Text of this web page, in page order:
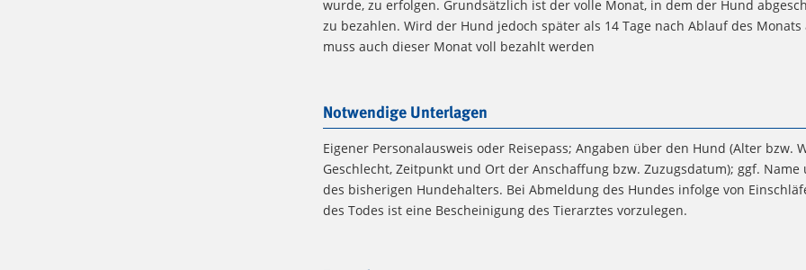
wurde, zu erfolgen. Grundsätzlich ist der volle Monat, in dem der Hund
zu bezahlen. Wird der Hund jedoch später als 14 Tage nach Ablauf des Monats
muss auch dieser Monat voll bezahlt werden
Notwendige Unterlagen
Eigener Personalausweis oder Reisepass; Angaben über den Hund (Alter bzw.
Geschlecht, Zeitpunkt und Ort der Anschaffung bzw. Zuzugsdatum); ggf.
des bisherigen Hundehalters. Bei Abmeldung des Hundes infolge von
des Todes ist eine Bescheinigung des Tierarztes vorzulegen.